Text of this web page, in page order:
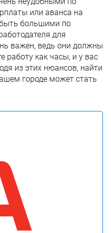
или аванса на
большими по
для
важен, ведь они должны
работу как часы, и у вас
из этих нюансов, найти
городе может стать